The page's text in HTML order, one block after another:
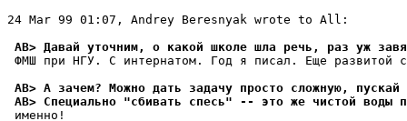
24 Mar 99 01:07, Andrey Beresnyak wrote to All:
AB> Давай уточним, о какой школе шла речь, раз уж
ФМШ при НГУ. С интернатом. Год я писал. Еще развитой
AB> А зачем? Можно дать задачу просто сложную, пускай
AB> Специально "сбивать спесь" -- это же чистой воды